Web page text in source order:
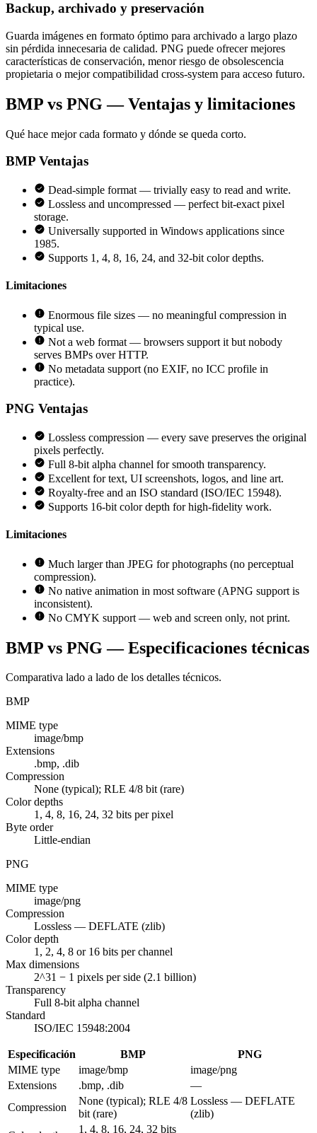
Backup, archivado y preservación
Guarda imágenes en formato óptimo para archivado a largo plazo
sin pérdida innecesaria de calidad. PNG puede ofrecer mejores
características de conservación, menor riesgo de obsolescencia
propietaria o mejor compatibilidad cross-system para acceso futuro.
BMP vs PNG — Ventajas y limitaciones
Qué hace mejor cada formato y dónde se queda corto.
BMP Ventajas
Dead-simple format — trivially easy to read and write.
Lossless and uncompressed — perfect bit-exact pixel
storage.
Universally supported in Windows applications since
1985.
Supports 1, 4, 8, 16, 24, and 32-bit color depths.
Limitaciones
Enormous file sizes — no meaningful compression in
typical use.
Not a web format — browsers support it but nobody
serves BMPs over HTTP.
No metadata support (no EXIF, no ICC profile in
practice).
PNG Ventajas
Lossless compression — every save preserves the original
pixels perfectly.
Full 8-bit alpha channel for smooth transparency.
Excellent for text, UI screenshots, logos, and line art.
Royalty-free and an ISO standard (ISO/IEC 15948).
Supports 16-bit color depth for high-fidelity work.
Limitaciones
Much larger than JPEG for photographs (no perceptual
compression).
No native animation in most software (APNG support is
inconsistent).
No CMYK support — web and screen only, not print.
BMP vs PNG — Especificaciones técnicas
Comparativa lado a lado de los detalles técnicos.
BMP
MIME type
image/bmp
Extensions
.bmp, .dib
Compression
None (typical); RLE 4/8 bit (rare)
Color depths
1, 4, 8, 16, 24, 32 bits per pixel
Byte order
Little-endian
PNG
MIME type
image/png
Compression
Lossless — DEFLATE (zlib)
Color depth
1, 2, 4, 8 or 16 bits per channel
Max dimensions
2^31 − 1 pixels per side (2.1 billion)
Transparency
Full 8-bit alpha channel
Standard
ISO/IEC 15948:2004
Especificación BMP
PNG
MIME type
image/bmp
image/png
Extensions
.bmp, .dib
—
Compression
None (typical); RLE 4/8
bit (rare)
Lossless — DEFLATE
(zlib)
1, 4, 8, 16, 24, 32 bits